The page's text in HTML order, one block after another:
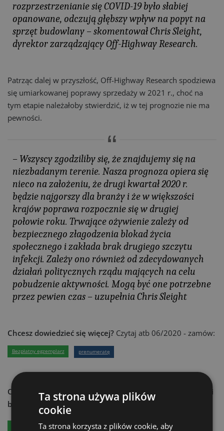
rozprzestrzenianie się COVID-19 było słabiej
opanowane, odczują głębszy wpływ na popyt na
sprzęt budowlany – skomentował Chris Sleight,
dyrektor zarządzający Off-Highway Research.
Patrząc dalej w przyszłość, Off-Highway Research spodziewa
się umiarkowanej poprawy sprzedaży w 2021 r., choć na
tym etapie należałoby stwierdzić, iż w tej prognozie nie ma
pewności.
– Wszyscy zgodziliby się, że znajdujemy się na
niezbadanym terenie. Nasza prognoza opiera się
nieco na założeniu, że drugi kwartał 2020 r.
będzie najgorszy dla branży i że w większości
krajów poprawa rozpocznie się w drugiej
połowie roku. Trwające ożywienie zależy od
bezpiecznego złagodzenia blokad życia
społecznego i zakłada brak drugiego szczytu
infekcji. Zależy ono również od zdecydowanych
działań politycznych rządu mających na celu
pobudzenie aktywności. Mogą być one potrzebne
przez pewien czas – uzupełnia Chris Sleight
Chcesz dowiedzieć się więcej? Czytaj atb 06/2020 - zamów:
Bezpłatny egzemplarz prenumeratę
Chcesz dowiedzieć się więcej?
Czytaj aktualności techniki
budowlanej - zamów:
Ta strona używa plików
cookie
Ta strona korzysta z plików cookie, aby